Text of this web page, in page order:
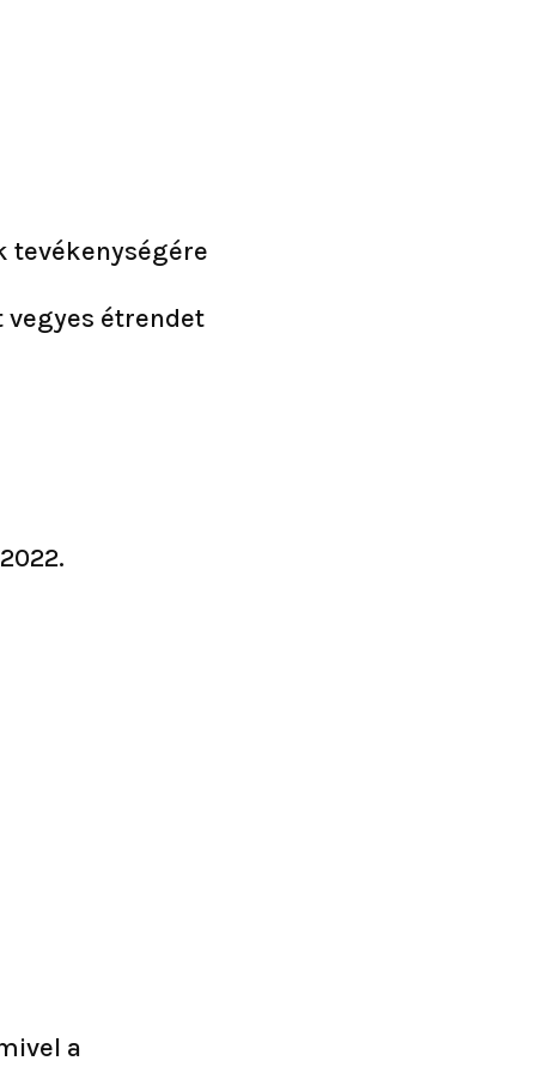
tevékenységére
vegyes étrendet
a